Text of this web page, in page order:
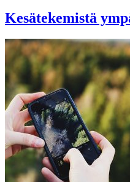
Kesätekemistä